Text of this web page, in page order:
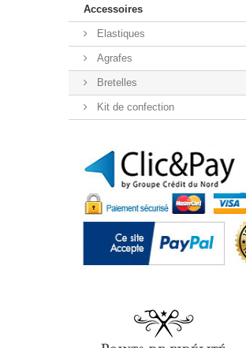
Accessoires
Elastiques
Agrafes
Bretelles
Kit de confection